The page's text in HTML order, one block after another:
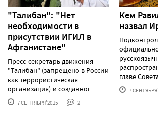
"Талибан": "Нет
необходимости в
присутствии ИГИЛ в
Афганистане"
Пресс-секретарь движения
"Талибан" (запрещено в России
как террористическая
организация) и созданног......
7 СЕНТЯБРЯ'2015 2
Кем
назвал
главе
7